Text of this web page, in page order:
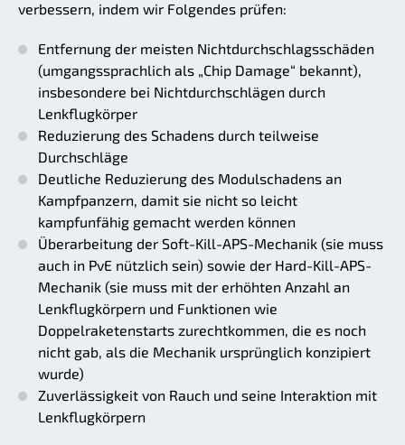
verbessern, indem wir Folgendes prüfen:
Entfernung der meisten Nichtdurchschlagsschäden
(umgangssprachlich als „Chip Damage“ bekannt),
insbesondere bei Nichtdurchschlägen durch
Lenkflugkörper
Reduzierung des Schadens durch teilweise
Durchschläge
Deutliche Reduzierung des Modulschadens an
Kampfpanzern, damit sie nicht so leicht
kampfunfähig gemacht werden können
Überarbeitung der Soft-Kill-APS-Mechanik (sie muss
auch in PvE nützlich sein) sowie der Hard-Kill-APS-
Mechanik (sie muss mit der erhöhten Anzahl an
Lenkflugkörpern und Funktionen wie
Doppelraketenstarts zurechtkommen, die es noch
nicht gab, als die Mechanik ursprünglich konzipiert
wurde)
Zuverlässigkeit von Rauch und seine Interaktion mit
Lenkflugkörpern